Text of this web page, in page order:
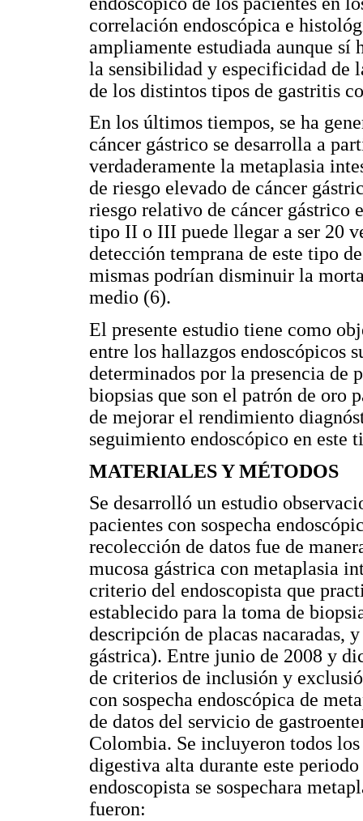
correlación endoscópica e
ampliamente estudiada aunque sí
la sensibilidad y especificidad de
de los distintos tipos de gastritis
En los últimos tiempos, se ha
cáncer gástrico se desarrolla a
verdaderamente la metaplasia
de riesgo elevado de cáncer
riesgo relativo de cáncer gástrico
tipo II o III puede llegar a ser 20
detección temprana de este tipo
mismas podrían disminuir la
medio (6).
El presente estudio tiene como
entre los hallazgos endoscópicos
determinados por la presencia de
biopsias que son el patrón de oro
de mejorar el rendimiento
seguimiento endoscópico en este
MATERIALES Y MÉTODOS
Se desarrolló un estudio
pacientes con sospecha
recolección de datos fue de
mucosa gástrica con metaplasia
criterio del endoscopista que
establecido para la toma de
descripción de placas nacaradas,
gástrica). Entre junio de 2008 y
de criterios de inclusión y
con sospecha endoscópica de
de datos del servicio de
Colombia. Se incluyeron todos
digestiva alta durante este
endoscopista se sospechara
fueron: